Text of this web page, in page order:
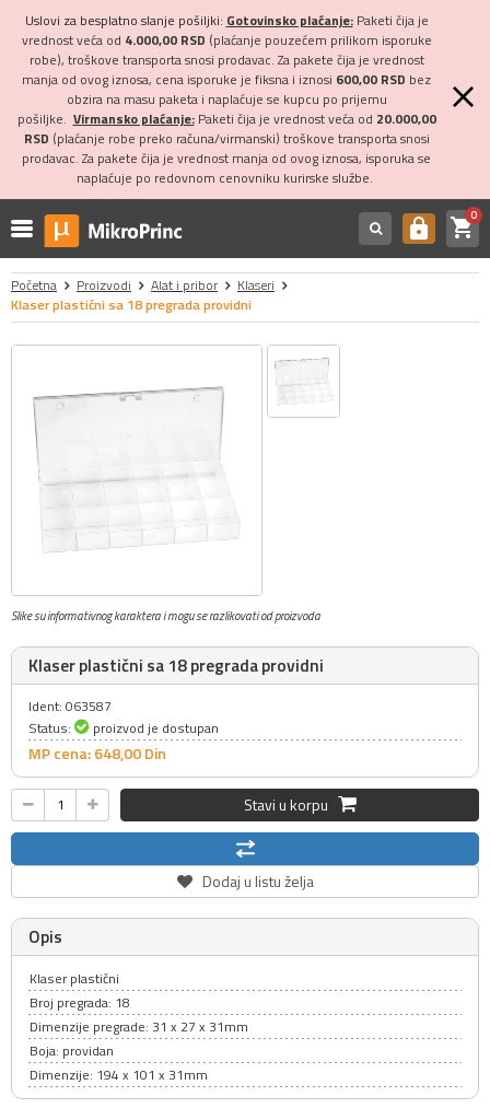
Uslovi za besplatno slanje pošiljki: Gotovinsko plaćanje:Paketi čija je
vrednost veća od 4.000,00 RSD (plaćanje pouzećem prilikom isporuke
robe), troškove transporta snosi prodavac. Za pakete čija je vrednost
manja od ovog iznosa, cena isporuke je fiksna i iznosi 600,00 RSD bez
obzira na masu paketa i naplaćuje se kupcu po prijemu
pošiljke. Virmansko plaćanje:Paketi čija je vrednost veća od 20.000,00
RSD (plaćanje robe preko računa/virmanski) troškove transporta snosi
prodavac. Za pakete čija je vrednost manja od ovog iznosa, isporuka se
naplaćuje po redovnom cenovniku kurirske službe.
https shopping_cart0
Početna Proizvodi Alat i pribor
Klaseri
Klaser plastični sa 18 pregrada providni
Slike su informativnog karaktera i mogu se razlikovati od proizvoda
Klaser plastični sa 18 pregrada providni
Ident: 063587
Status:
proizvod je dostupan
MP cena: 648,00Din
Stavi u korpu
Dodaj u listu želja
Opis
Klaser plastični
Broj pregrada: 18
Dimenzije pregrade: 31 x 27 x 31mm
Boja: providan
Dimenzije: 194 x 101 x 31mm